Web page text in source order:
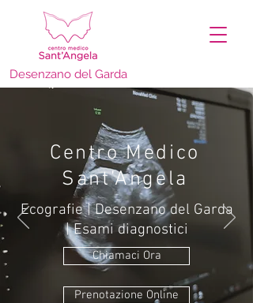
Desenzano del Garda
Centro Medico
Sant’Angela
Ecografie | Desenzano del Garda
| Esami diagnostici
Chiamaci Ora
Prenotazione Online